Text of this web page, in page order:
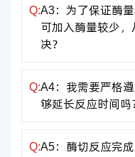
Q:A3：为了保证酶
可加入酶量较少
决？
Q:A4：我需要严格
够延长反应时间吗
Q:A5：酶切反应完